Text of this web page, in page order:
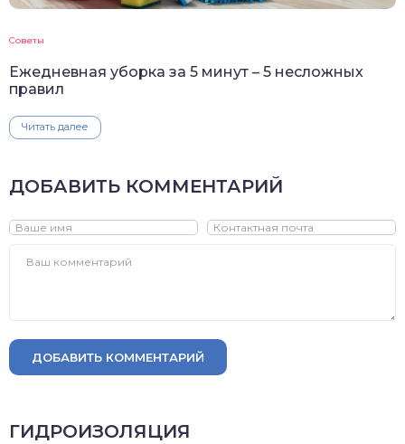
Советы
Ежедневная уборка за 5 минут – 5 несложных
правил
Читать далее
ДОБАВИТЬ КОММЕНТАРИЙ
ДОБАВИТЬ КОММЕНТАРИЙ
ГИДРОИЗОЛЯЦИЯ